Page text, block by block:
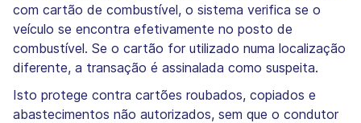
com cartão de combustível, o sistema verifica se o
veículo se encontra efetivamente no posto de
combustível. Se o cartão for utilizado numa localização
diferente, a transação é assinalada como suspeita.
Isto protege contra cartões roubados, copiados e
abastecimentos não autorizados, sem que o condutor